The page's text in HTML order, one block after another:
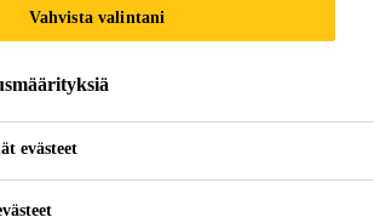
nopeasti kuivuva
suojaa erinomaisesti
vaimentaa ääniä. Sikagard®-6470
suojausta auton korille kiveniskuja
Vahvista valintani
evästeet